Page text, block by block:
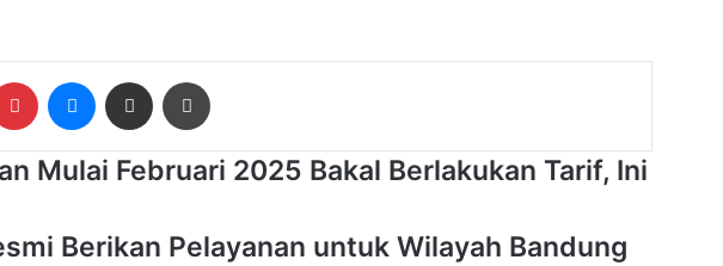
Pinterest Messenger
Share via Email
Mulai Februari 2025 Bakal Berlakukan Tarif, Ini
Berikan Pelayanan untuk Wilayah Bandung